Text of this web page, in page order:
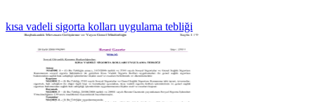
kısa vadeli sigorta kolları uygulama tebliği